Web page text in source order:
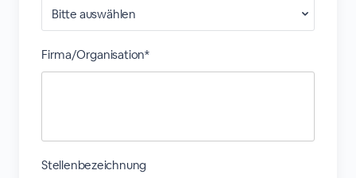
Firma/Organisation*
Stellenbezeichnung